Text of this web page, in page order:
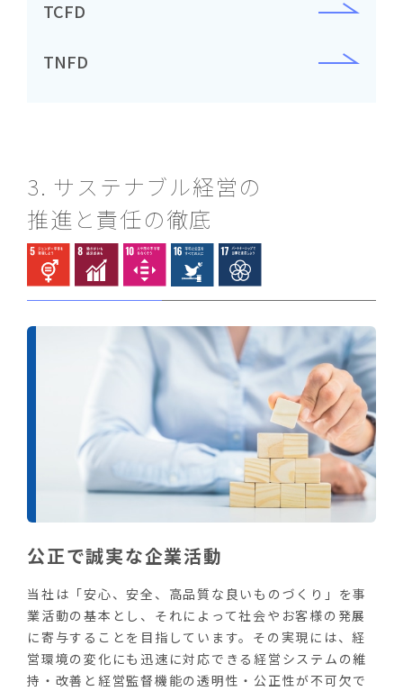
TCFD
TNFD
3. サステナブル経営の
推進と責任の徹底
公正で誠実な企業活動
当社は「安心、安全、高品質な良いものづくり」を事
業活動の基本とし、それによって社会やお客様の発展
に寄与することを目指しています。その実現には、経
営環境の変化にも迅速に対応できる経営システムの維
持・改善と経営監督機能の透明性・公正性が不可欠で